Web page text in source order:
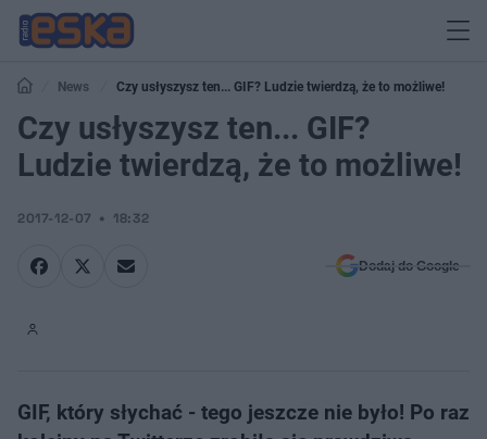
News Czy usłyszysz ten... GIF? Ludzie twierdzą, że to możliwe!
Czy usłyszysz ten... GIF?
Ludzie twierdzą, że to możliwe!
2017-12-07 18:32
Dodaj do Google
GIF, który słychać - tego jeszcze nie było! Po raz